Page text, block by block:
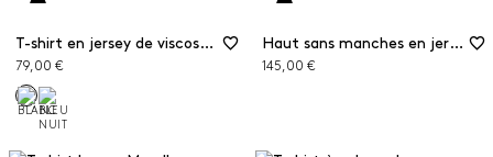
T-shirt en jersey de viscose stretch
79,00 €
Haut sans manches en jersey crêpe
145,00 €